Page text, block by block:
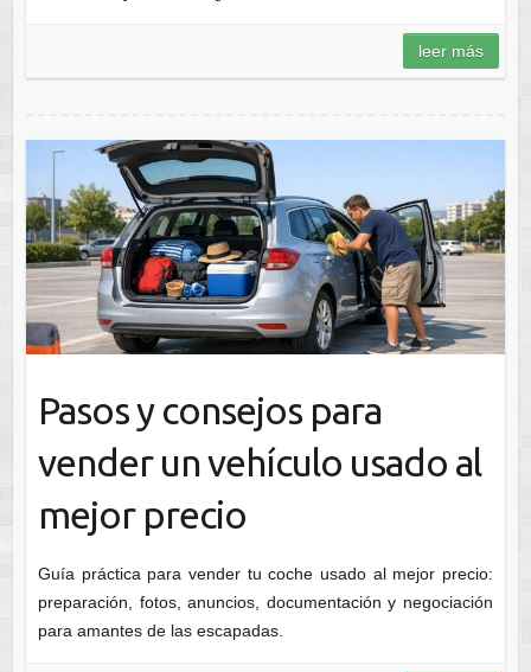
leer más
Pasos y consejos para
vender un vehículo usado al
mejor precio
Guía práctica para vender tu coche usado al mejor precio:
preparación, fotos, anuncios, documentación y negociación
para amantes de las escapadas.